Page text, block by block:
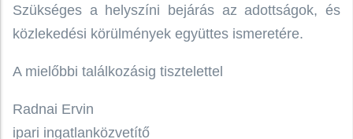
Szükséges a helyszíni bejárás az adottságok, és
közlekedési körülmények együttes ismeretére.
A mielőbbi találkozásig tisztelettel
Radnai Ervin
ipari ingatlanközvetítő